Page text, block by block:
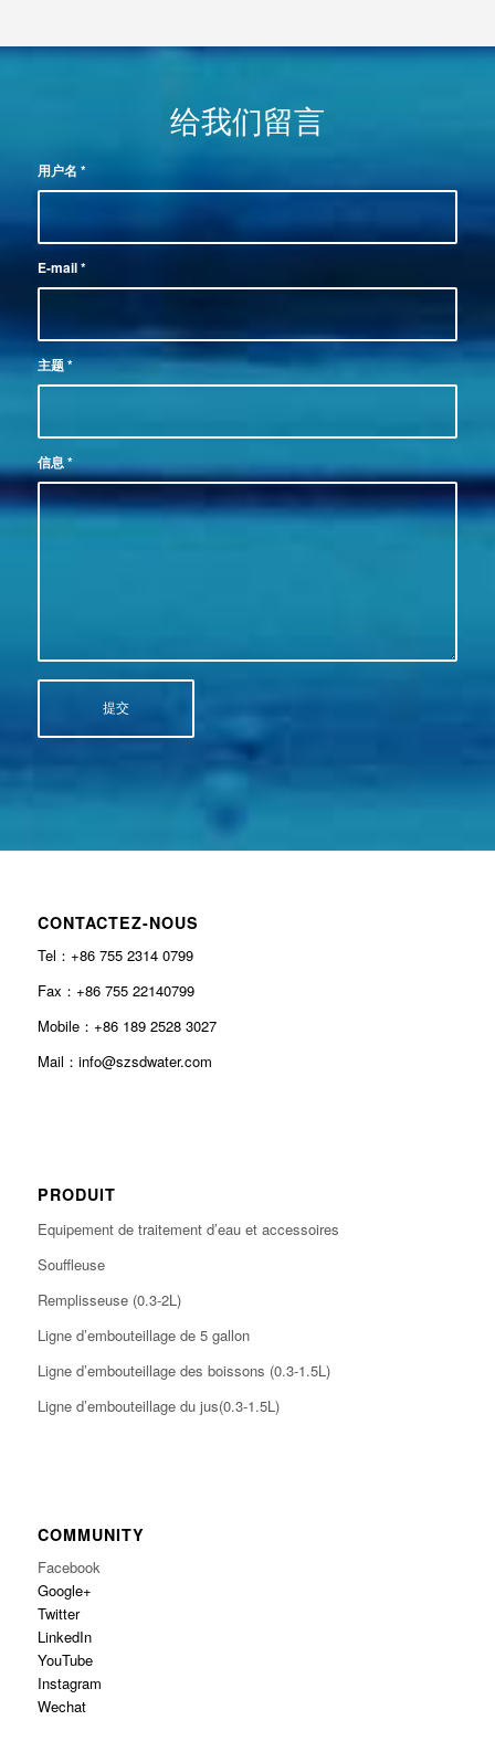
给我们留言
用户名 *
E-mail*
主题*
信息*
CONTACTEZ-NOUS
Tel：+86 755 2314 0799
Fax：+86 755 22140799
Mobile：+86 189 2528 3027
Mail：info@szsdwater.com
PRODUIT
Equipement de traitement d’eau et accessoires
Souffleuse
Remplisseuse (0.3-2L)
Ligne d’embouteillage de 5 gallon
Ligne d’embouteillage des boissons (0.3-1.5L)
Ligne d’embouteillage du jus(0.3-1.5L)
COMMUNITY
Facebook
Google+
Twitter
LinkedIn
YouTube
Instagram
Wechat